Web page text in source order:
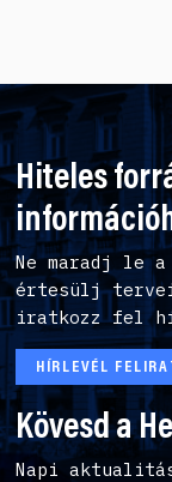
Hiteles
Ne maradj le
értesülj
iratkozz fel
HÍRLEVÉL
Kövesd a
Napi